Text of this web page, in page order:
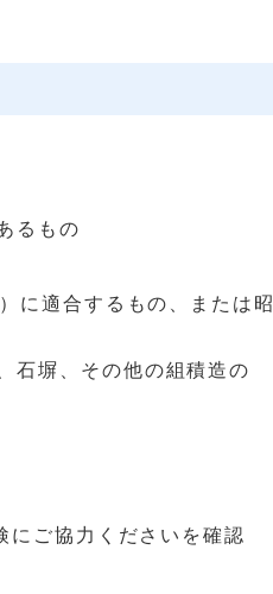
るもの
に適合するもの、または昭
石塀、その他の組積造の
にご協力くださいを確認